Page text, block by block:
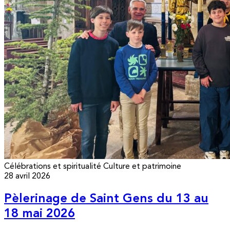
Célébrations et spiritualité Culture et patrimoine
28 avril 2026
Pèlerinage de Saint Gens du 13 au
18 mai 2026